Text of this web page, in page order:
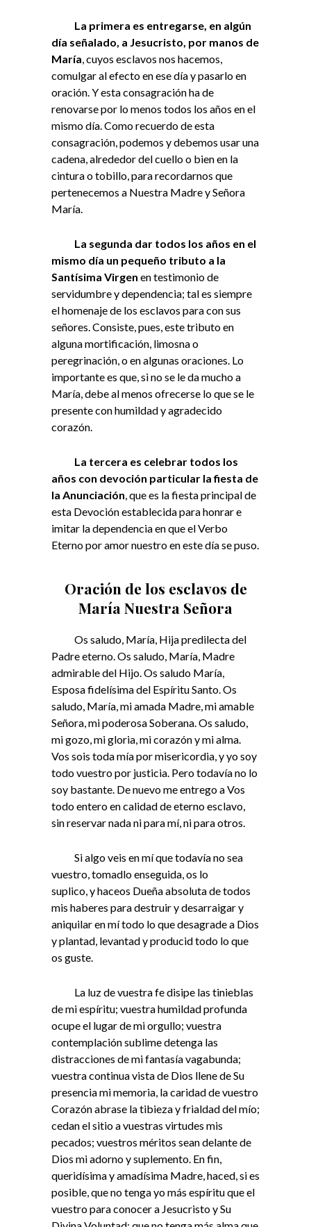
La primera es entregarse, en algún
día señalado, a Jesucristo, por manos de
María, cuyos esclavos nos hacemos,
comulgar al efecto en ese día y pasarlo en
oración. Y esta consagración ha de
renovarse por lo menos todos los años en el
mismo día. Como recuerdo de esta
consagración, podemos y debemos usar una
cadena, alrededor del cuello o bien en la
cintura o tobillo, para recordarnos que
pertenecemos a Nuestra Madre y Señora
María.
La segunda dar todos los años en el
mismo día un pequeño tributo a la
Santísima Virgen en testimonio de
servidumbre y dependencia; tal es siempre
el homenaje de los esclavos para con sus
señores. Consiste, pues, este tributo en
alguna mortificación, limosna o
peregrinación, o en algunas oraciones. Lo
importante es que, si no se le da mucho a
María, debe al menos ofrecerse lo que se le
presente con humildad y agradecido
corazón.
La tercera es celebrar todos los
años con devoción particular la fiesta de
la Anunciación, que es la fiesta principal de
esta Devoción establecida para honrar e
imitar la dependencia en que el Verbo
Eterno por amor nuestro en este día se puso.
Oración de los esclavos de
María Nuestra Señora
Os saludo, María, Hija predilecta del
Padre eterno. Os saludo, María, Madre
admirable del Hijo. Os saludo María,
Esposa fidelísima del Espíritu Santo. Os
saludo, María, mi amada Madre, mi amable
Señora, mi poderosa Soberana. Os saludo,
mi gozo, mi gloria, mi corazón y mi alma.
Vos sois toda mía por misericordia, y yo soy
todo vuestro por justicia. Pero todavía no lo
soy bastante. De nuevo me entrego a Vos
todo entero en calidad de eterno esclavo,
sin reservar nada ni para mí, ni para otros.
Si algo veis en mí que todavía no sea
vuestro, tomadlo enseguida, os lo
suplico, y haceos Dueña absoluta de todos
mis haberes para destruir y desarraigar y
aniquilar en mí todo lo que desagrade a Dios
y plantad, levantad y producid todo lo que
os guste.
La luz de vuestra fe disipe las tinieblas
de mi espíritu; vuestra humildad profunda
ocupe el lugar de mi orgullo; vuestra
contemplación sublime detenga las
distracciones de mi fantasía vagabunda;
vuestra continua vista de Dios llene de Su
presencia mi memoria, la caridad de vuestro
Corazón abrase la tibieza y frialdad del mío;
cedan el sitio a vuestras virtudes mis
pecados; vuestros méritos sean delante de
Dios mi adorno y suplemento. En fin,
queridísima y amadísima Madre, haced, si es
posible, que no tenga yo más espíritu que el
vuestro para conocer a Jesucristo y Su